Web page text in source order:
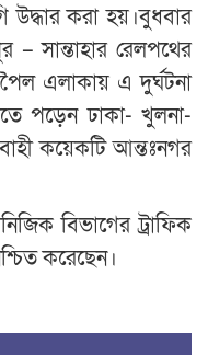
উদ্ধার করা হয়।বুধবার
– সান্তাহার রেলপথের
এলাকায় এ দুর্ঘটনা
পড়েন ঢাকা- খুলনা-
কয়েকটি আন্তঃনগর
বিভাগের ট্রাফিক
করেছেন।